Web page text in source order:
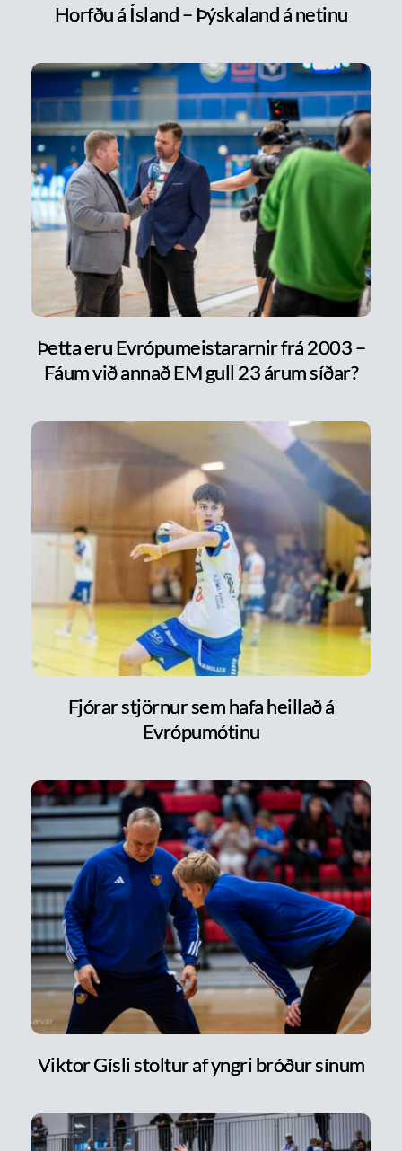
Horfðu á Ísland – Þýskaland á netinu
Þetta eru Evrópumeistararnir frá 2003 –
Fáum við annað EM gull 23 árum síðar?
Fjórar stjörnur sem hafa heillað á
Evrópumótinu
Viktor Gísli stoltur af yngri bróður sínum